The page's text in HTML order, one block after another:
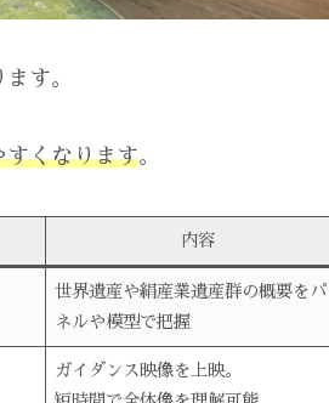
す。
すくなります。
内容
世界遺産や絹産業遺産群の概要をパ
ネルや模型で把握
ガイダンス映像を上映。